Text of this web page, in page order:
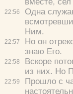
22:56
22:57
22:58
22:59
Одна
Ним.
Но он
знаю Его.
Вскоре
из них. Но
Прошло с